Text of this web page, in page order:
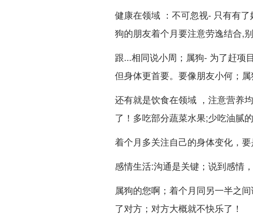
健康在领域 ：不可忽视- 只有有
狗的朋友着个月要注意劳逸结合,
跟...相同说小周；属狗- 为了赶项
但身体更首要。要像朋友小何；
还有就是饮食在领域 ，注意营养
了！多吃部分蔬菜水果;少吃油腻
着个月多关注自己的身体变化，
感情生活:沟通是关键；说到感情
属狗的您啊；着个月同另一半之
了对方；对方大概就不快乐了！